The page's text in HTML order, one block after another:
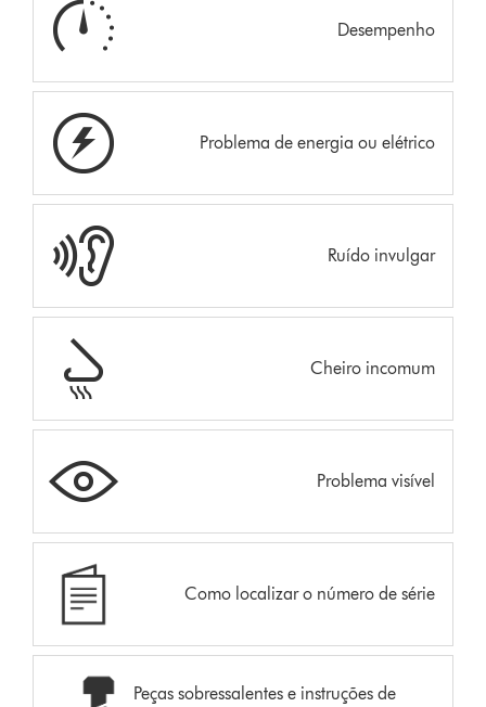
Desempenho
Problema de energia ou elétrico
Ruído invulgar
Cheiro incomum
Problema visível
Como localizar o número de série
Peças sobressalentes e instruções de